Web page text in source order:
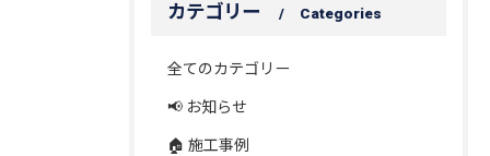
カテゴリー Categories
全てのカテゴリー
📢 お知らせ
🏠 施工事例